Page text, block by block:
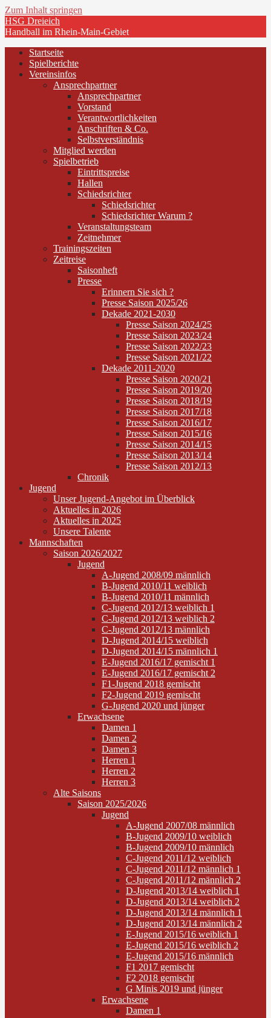
Zum Inhalt springen
HSG Dreieich
Handball im Rhein-Main-Gebiet
Startseite
Spielberichte
Vereinsinfos
Ansprechpartner
Ansprechpartner
Vorstand
Verantwortlichkeiten
Anschriften & Co.
Selbstverständnis
Mitglied werden
Spielbetrieb
Eintrittspreise
Hallen
Schiedsrichter
Schiedsrichter
Schiedsrichter Warum ?
Veranstaltungsteam
Zeitnehmer
Trainingszeiten
Zeitreise
Saisonheft
Presse
Erinnern Sie sich ?
Presse Saison 2025/26
Dekade 2021-2030
Presse Saison 2024/25
Presse Saison 2023/24
Presse Saison 2022/23
Presse Saison 2021/22
Dekade 2011-2020
Presse Saison 2020/21
Presse Saison 2019/20
Presse Saison 2018/19
Presse Saison 2017/18
Presse Saison 2016/17
Presse Saison 2015/16
Presse Saison 2014/15
Presse Saison 2013/14
Presse Saison 2012/13
Chronik
Jugend
Unser Jugend-Angebot im Überblick
Aktuelles in 2026
Aktuelles in 2025
Unsere Talente
Mannschaften
Saison 2026/2027
Jugend
A-Jugend 2008/09 männlich
B-Jugend 2010/11 weiblich
B-Jugend 2010/11 männlich
C-Jugend 2012/13 weiblich 1
C-Jugend 2012/13 weiblich 2
C-Jugend 2012/13 männlich
D-Jugend 2014/15 weiblich
D-Jugend 2014/15 männlich 1
E-Jugend 2016/17 gemischt 1
E-Jugend 2016/17 gemischt 2
F1-Jugend 2018 gemischt
F2-Jugend 2019 gemischt
G-Jugend 2020 und jünger
Erwachsene
Damen 1
Damen 2
Damen 3
Herren 1
Herren 2
Herren 3
Alte Saisons
Saison 2025/2026
Jugend
A-Jugend 2007/08 männlich
B-Jugend 2009/10 weiblich
B-Jugend 2009/10 männlich
C-Jugend 2011/12 weiblich
C-Jugend 2011/12 männlich 1
C-Jugend 2011/12 männlich 2
D-Jugend 2013/14 weiblich 1
D-Jugend 2013/14 weiblich 2
D-Jugend 2013/14 männlich 1
D-Jugend 2013/14 männlich 2
E-Jugend 2015/16 weiblich 1
E-Jugend 2015/16 weiblich 2
E-Jugend 2015/16 männlich
F1 2017 gemischt
F2 2018 gemischt
G Minis 2019 und jünger
Erwachsene
Damen 1